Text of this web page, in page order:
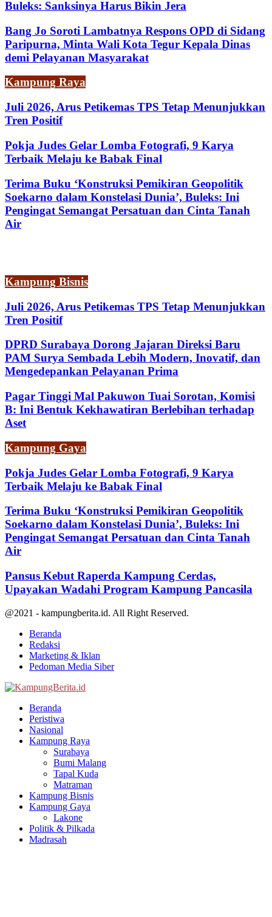
Buleks: Sanksinya Harus Bikin Jera
Bang Jo Soroti Lambatnya Respons OPD di Sidang
Paripurna, Minta Wali Kota Tegur Kepala Dinas
demi Pelayanan Masyarakat
Kampung Raya
Juli 2026, Arus Petikemas TPS Tetap Menunjukkan
Tren Positif
Pokja Judes Gelar Lomba Fotografi, 9 Karya
Terbaik Melaju ke Babak Final
Terima Buku ‘Konstruksi Pemikiran Geopolitik
Soekarno dalam Konstelasi Dunia’, Buleks: Ini
Pengingat Semangat Persatuan dan Cinta Tanah
Air
Kampung Bisnis
Juli 2026, Arus Petikemas TPS Tetap Menunjukkan
Tren Positif
DPRD Surabaya Dorong Jajaran Direksi Baru
PAM Surya Sembada Lebih Modern, Inovatif, dan
Mengedepankan Pelayanan Prima
Pagar Tinggi Mal Pakuwon Tuai Sorotan, Komisi
B: Ini Bentuk Kekhawatiran Berlebihan terhadap
Aset
Kampung Gaya
Pokja Judes Gelar Lomba Fotografi, 9 Karya
Terbaik Melaju ke Babak Final
Terima Buku ‘Konstruksi Pemikiran Geopolitik
Soekarno dalam Konstelasi Dunia’, Buleks: Ini
Pengingat Semangat Persatuan dan Cinta Tanah
Air
Pansus Kebut Raperda Kampung Cerdas,
Upayakan Wadahi Program Kampung Pancasila
@2021 - kampungberita.id. All Right Reserved.
Beranda
Redaksi
Marketing & Iklan
Pedoman Media Siber
Beranda
Peristiwa
Nasional
Kampung Raya
Surabaya
Bumi Malang
Tapal Kuda
Matraman
Kampung Bisnis
Kampung Gaya
Lakone
Politik & Pilkada
Madrasah